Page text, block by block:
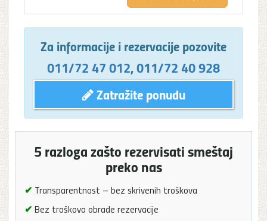
Za informacije i rezervacije pozovite
011/72 47 012,011/72 40 928
Zatražite ponudu
5 razloga zašto rezervisati smeštaj
preko nas
✔ Transparentnost – bez skrivenih troškova
✔ Bez troškova obrade rezervacije